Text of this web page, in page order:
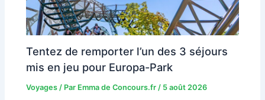
Tentez de remporter l’un des 3 séjours
mis en jeu pour Europa-Park
Voyages / Par Emma de Concours.fr/ 5 août 2026